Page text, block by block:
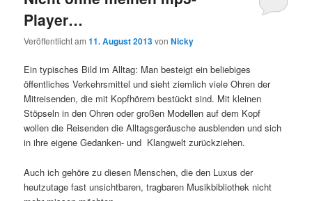
Player…
Veröffentlicht am11. August 2013vonNicky
Ein typisches Bild im Alltag: Man besteigt ein beliebiges
öffentliches Verkehrsmittel und sieht ziemlich viele Ohren der
Mitreisenden, die mit Kopfhörern bestückt sind. Mit kleinen
Stöpseln in den Ohren oder großen Modellen auf dem Kopf
wollen die Reisenden die Alltagsgeräusche ausblenden und sich
in ihre eigene Gedanken- und Klangwelt zurückziehen.
Auch ich gehöre zu diesen Menschen, die den Luxus der
heutzutage fast unsichtbaren, tragbaren Musikbibliothek nicht